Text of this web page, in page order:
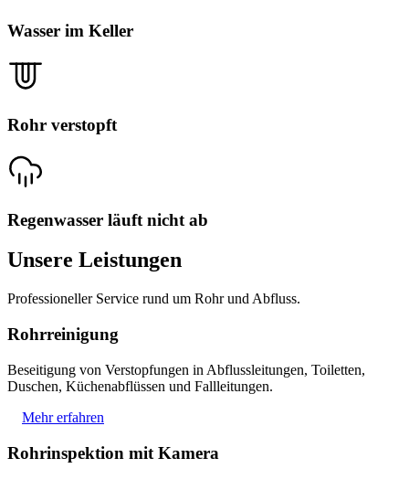
Wasser im Keller
Rohr verstopft
Regenwasser läuft nicht ab
Unsere Leistungen
Professioneller Service rund um Rohr und Abfluss.
Rohrreinigung
Beseitigung von Verstopfungen in Abflussleitungen, Toiletten,
Duschen, Küchenabflüssen und Fallleitungen.
Mehr erfahren
Rohrinspektion mit Kamera